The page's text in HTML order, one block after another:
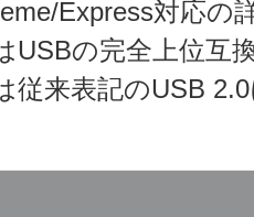
Express対応の
USBの完全上位互
従来表記のUSB